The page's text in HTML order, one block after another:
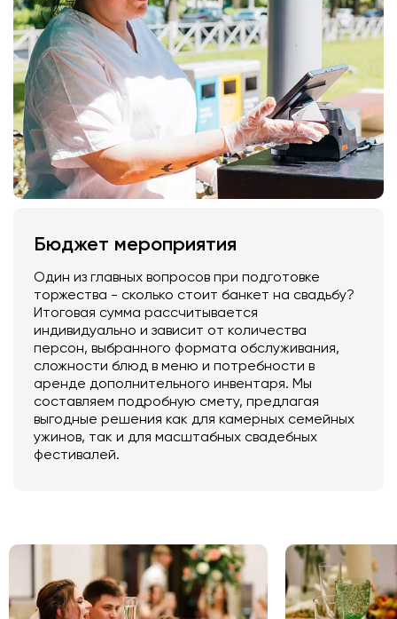
Бюджет мероприятия
Один из главных вопросов при подготовке
торжества - сколько стоит банкет на свадьбу?
Итоговая сумма рассчитывается
индивидуально и зависит от количества
персон, выбранного формата обслуживания,
сложности блюд в меню и потребности в
аренде дополнительного инвентаря. Мы
составляем подробную смету, предлагая
выгодные решения как для камерных семейных
ужинов, так и для масштабных свадебных
фестивалей.